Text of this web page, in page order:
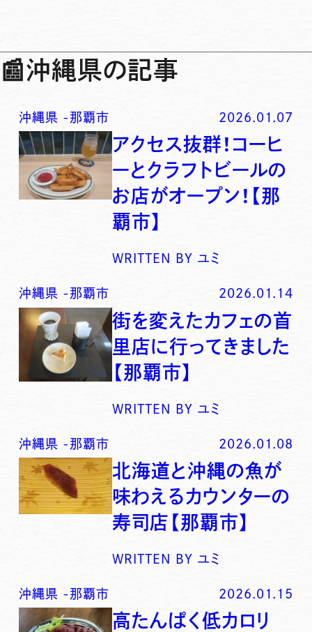
📰沖縄県の記事
沖縄県 -那覇市 2026.01.07
アクセス抜群！コーヒ
ーとクラフトビールの
お店がオープン！【那
覇市】
WRITTEN BY ユミ
沖縄県 -那覇市 2026.01.14
街を変えたカフェの首
里店に行ってきました
【那覇市】
WRITTEN BY ユミ
沖縄県 -那覇市 2026.01.08
北海道と沖縄の魚が
味わえるカウンターの
寿司店【那覇市】
WRITTEN BY ユミ
沖縄県 -那覇市 2026.01.15
高たんぱく低カロリ